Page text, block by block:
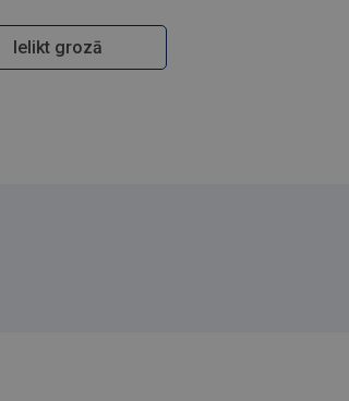
Ielikt grozā